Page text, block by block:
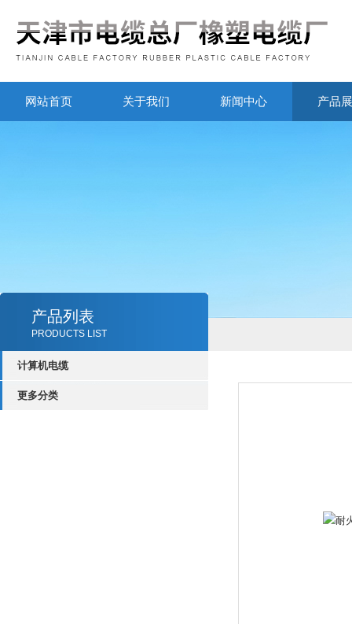
网站首页 关于我们 新闻中心 产品
产品列表
PRODUCTS LIST
计算机电缆
更多分类